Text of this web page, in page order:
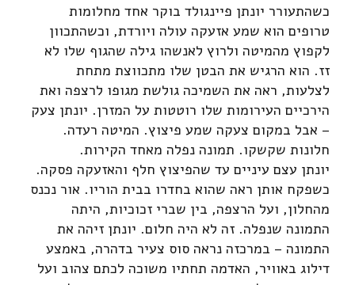
כשהתעורר יונתן פיינגולד בוקר אחד מחלומות
טרופים הוא שמע אזעקה עולה ויורדת, וכשהתכוון
לקפוץ מהמיטה ולרוץ לאנשהו גילה שהגוף שלו לא
זז. הוא הרגיש את הבטן שלו מתכווצת מתחת
לצלעות, ראה את השמיכה גולשת מגופו לרצפה ואת
הירכיים העירומות שלו רוטטות על המזרן. יונתן צעק
– אבל במקום צעקה שמע פיצוץ. המיטה רעדה.
חלונות שקשקו. תמונה נפלה מאחד הקירות.
יונתן עצם עיניים עד שהפיצוץ חלף והאזעקה פסקה.
כשפקח אותן ראה שהוא בחדרו בבית הוריו. אור נכנס
מהחלון, ועל הרצפה, בין שברי זכוכיות, היתה
התמונה שנפלה. זה לא היה חלום. יונתן זיהה את
התמונה – במרכזה נראה סוס צעיר בדהרה, באמצע
דילוג באוויר, האדמה תחתיו משוכה לכתם צהוב ועל